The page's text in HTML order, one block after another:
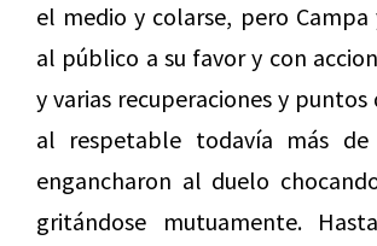
el medio y colarse, pero
al público a su favor y con
y varias recuperaciones y puntos
al respetable todavía más
engancharon al duelo
gritándose mutuamente.